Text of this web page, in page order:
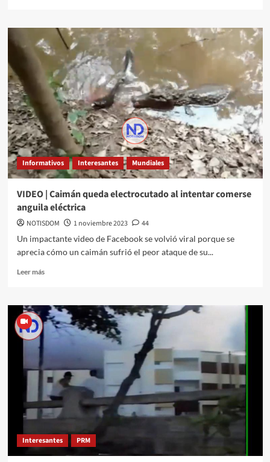
Informativos Interesantes Mundiales
VIDEO | Caimán queda electrocutado al intentar comerse
anguila eléctrica
NOTISDOM 1 noviembre 2023
44
Un impactante video de Facebook se volvió viral porque se
aprecia cómo un caimán sufrió el peor ataque de su...
Leer más
Interesantes PRM